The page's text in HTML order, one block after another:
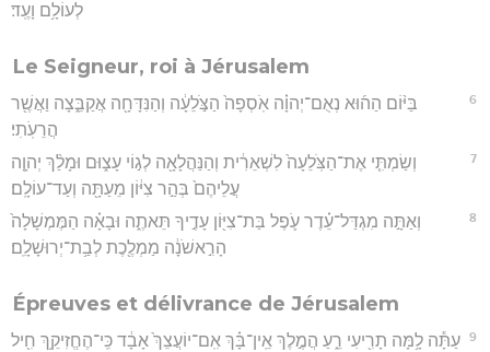
לְעוֹלָ֥ם וָעֶֽד׃
Le Seigneur, roi à Jérusalem
6
בַּיּ֨וֹם הַה֜וּא נְאֻם־יְהוָ֗ה אֹֽסְפָה֙ הַצֹּ֣לֵעָ֔ה וְהַנִּדָּחָ֖ה אֲקַבֵּ֑צָה וַאֲשֶׁ֖ר
הֲרֵעֹֽתִי׃
7
וְשַׂמְתִּ֤י אֶת־הַצֹּֽלֵעָה֙ לִשְׁאֵרִ֔ית וְהַנַּהֲלָאָ֖ה לְג֣וֹי עָצ֑וּם וּמָלַ֨ךְ יְהוָ֤ה
עֲלֵיהֶם֙ בְּהַ֣ר צִיּ֔וֹן מֵעַתָּ֖ה וְעַד־עוֹלָֽם׃
8
וְאַתָּ֣ה מִגְדַּל־עֵ֗דֶר עֹ֛פֶל בַּת־צִיּ֖וֹן עָדֶ֣יךָ תֵּאתֶ֑ה וּבָאָ֗ה הַמֶּמְשָׁלָה֙
הָרִ֣אשֹׁנָ֔ה מַמְלֶ֖כֶת לְבַ֥ת־יְרוּשָׁלִָֽם׃
Épreuves et délivrance de Jérusalem
9
עַתָּ֕ה לָ֥מָּה תָרִ֖יעִי רֵ֑עַ הֲמֶ֣לֶךְ אֵֽין־בָּ֗ךְ אִֽם־יוֹעֲצֵךְ֙ אָבָ֔ד כִּֽי־הֶחֱזִיקֵ֥ךְ חִ֖יל